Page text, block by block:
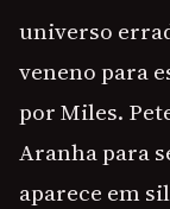
universo
veneno para
por Miles.
Aranha para
aparece em